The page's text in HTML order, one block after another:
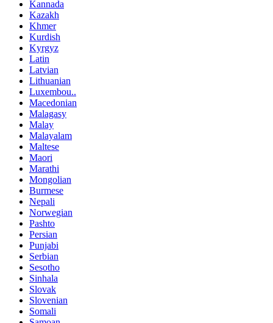
Kannada
Kazakh
Khmer
Kurdish
Kyrgyz
Latin
Latvian
Lithuanian
Luxembou..
Macedonian
Malagasy
Malay
Malayalam
Maltese
Maori
Marathi
Mongolian
Burmese
Nepali
Norwegian
Pashto
Persian
Punjabi
Serbian
Sesotho
Sinhala
Slovak
Slovenian
Somali